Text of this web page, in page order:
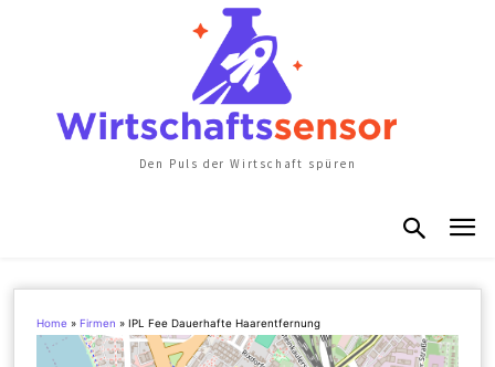
Den Puls der Wirtschaft spüren
Home » Firmen »IPL Fee Dauerhafte Haarentfernung